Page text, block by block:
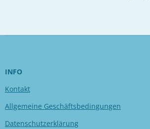
n
INFO
Kontakt
Allgemeine Geschäftsbedingungen
Datenschutzerklärung